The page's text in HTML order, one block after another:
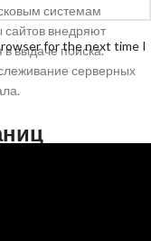
системам
внедряют
выдаче поиска.
серверных
Поисковые системы
for the next time I